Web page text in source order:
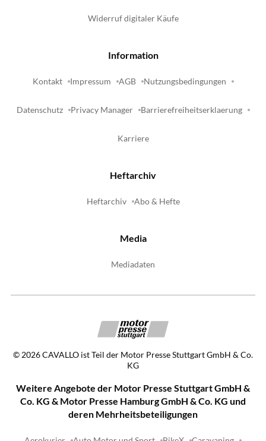
Widerruf digitaler Käufe
Information
Kontakt Impressum AGB Nutzungsbedingungen
Datenschutz Privacy Manager Barrierefreiheitserklaerung
Karriere
Heftarchiv
Heftarchiv Abo & Hefte
Media
Mediadaten
© 2026CAVALLO ist Teil der Motor Presse Stuttgart GmbH & Co.
KG
Weitere Angebote der Motor Presse Stuttgart GmbH &
Co. KG & Motor Presse Hamburg GmbH & Co. KG und
deren Mehrheitsbeteiligungen